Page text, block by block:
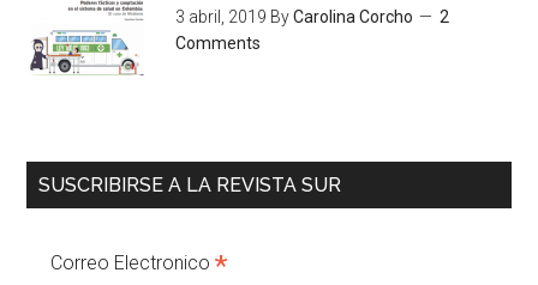
3 abril, 2019 ByCarolina Corcho
2
Comments
SUSCRIBIRSE A LA REVISTA SUR
Correo Electronico*